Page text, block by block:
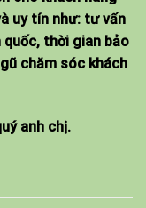
uy tín như: tư vấn
thời gian bảo
chăm sóc khách
anh chị.